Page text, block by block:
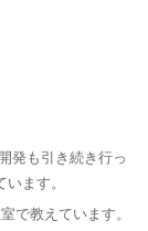
発も引き続き行っ
ます。
で教えています。